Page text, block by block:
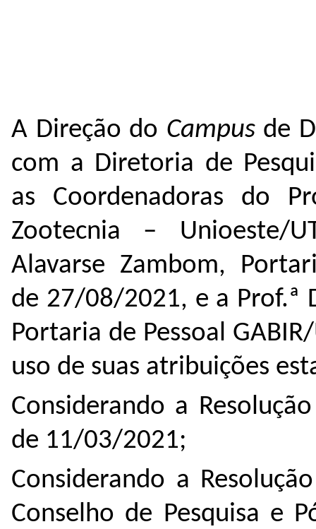
A Direção do Campus de
com a Diretoria de
as Coordenadoras do
Zootecnia – Unioeste/
Alavarse Zambom,
de 27/08/2021, e a Prof.ª
Portaria de Pessoal
uso de suas atribuições
Considerando a
de 11/03/2021;
Considerando a
Conselho de Pesquisa e